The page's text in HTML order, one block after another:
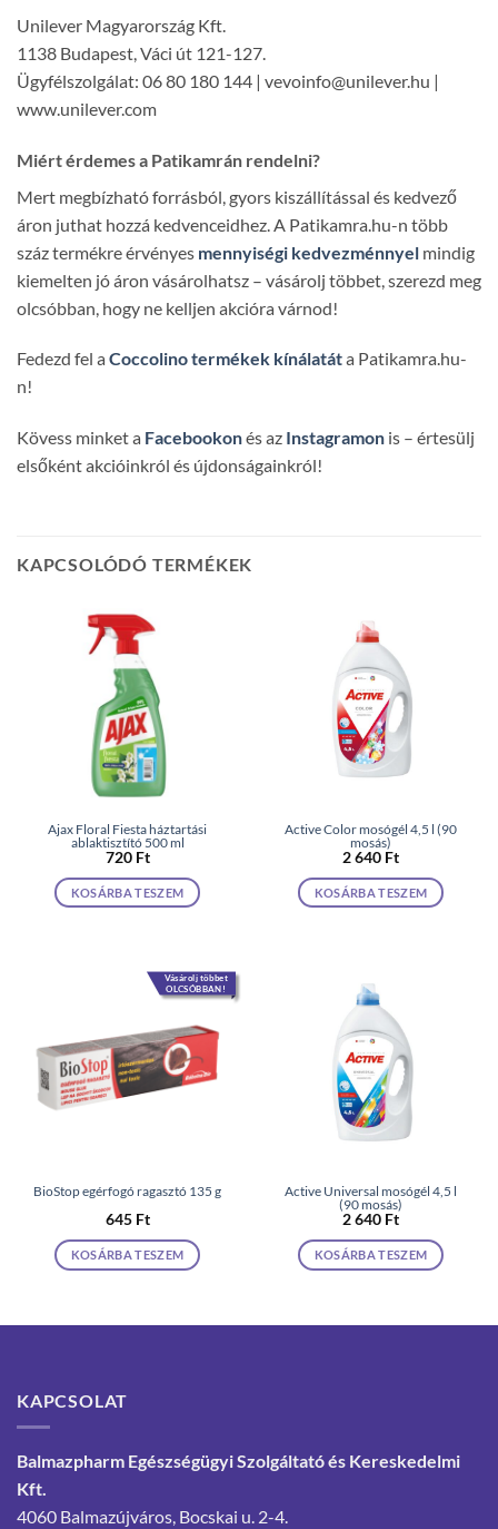
Unilever Magyarország Kft.
1138 Budapest, Váci út 121-127.
Ügyfélszolgálat: 06 80 180 144 | vevoinfo@unilever.hu |
www.unilever.com
Miért érdemes a Patikamrán rendelni?
Mert megbízható forrásból, gyors kiszállítással és kedvező
áron juthat hozzá kedvenceidhez. A Patikamra.hu-n több
száz termékre érvényes mennyiségi kedvezménnyel mindig
kiemelten jó áron vásárolhatsz – vásárolj többet, szerezd meg
olcsóbban, hogy ne kelljen akcióra várnod!
Fedezd fel a Coccolino termékek kínálatáta Patikamra.hu-
n!
Kövess minket a Facebookonés az Instagramon is – értesülj
elsőként akcióinkról és újdonságainkról!
KAPCSOLÓDÓ TERMÉKEK
Ajax Floral Fiesta háztartási
ablaktisztító 500 ml
720 Ft
KOSÁRBA TESZEM
Active Color mosógél 4,5 l (90
mosás)
2 640 Ft
KOSÁRBA TESZEM
Vásárolj többet
OLCSÓBBAN!
BioStop egérfogó ragasztó 135 g
645 Ft
KOSÁRBA TESZEM
Active Universal mosógél 4,5 l
(90 mosás)
2 640 Ft
KOSÁRBA TESZEM
KAPCSOLAT
Balmazpharm Egészségügyi Szolgáltató és Kereskedelmi
Kft.
4060 Balmazújváros, Bocskai u. 2-4.